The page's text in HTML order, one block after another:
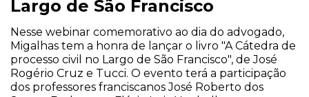
Largo de São Francisco
Nesse webinar comemorativo ao dia do advogado,
Migalhas tem a honra de lançar o livro "A Cátedra de
processo civil no Largo de São Francisco", de José
Rogério Cruz e Tucci. O evento terá a participação
dos professores franciscanos José Roberto dos